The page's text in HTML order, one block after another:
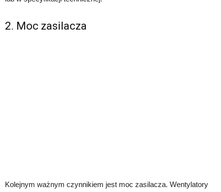
2. Moc zasilacza
Kolejnym ważnym czynnikiem jest moc zasilacza. Wentylatory